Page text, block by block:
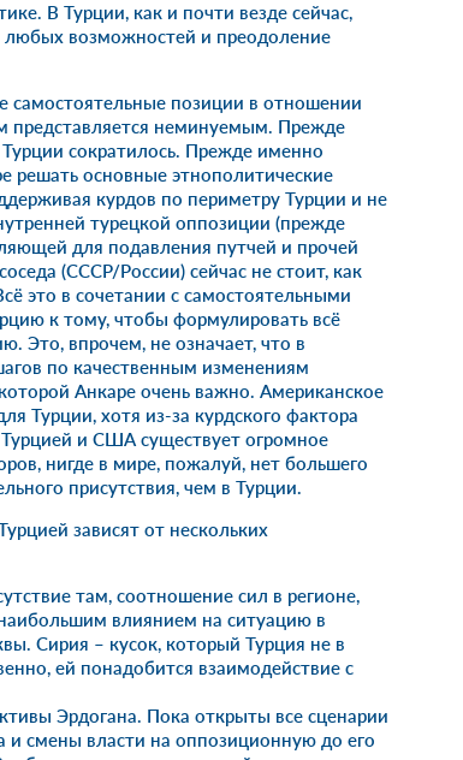
В Турции, как и почти везде сейчас,
любых возможностей и преодоление
самостоятельные позиции в отношении
неминуемым. Прежде
сократилось. Прежде именно
решать основные этнополитические
курдов по периметру Турции и не
турецкой оппозиции (прежде
для подавления путчей и прочей
(СССР/России) сейчас не стоит, как
это в сочетании с самостоятельными
к тому, чтобы формулировать всё
Это, впрочем, не означает, что в
по качественным изменениям
Анкаре очень важно. Американское
Турции, хотя из-за курдского фактора
и США существует огромное
нигде в мире, пожалуй, нет большего
присутствия, чем в Турции.
зависят от нескольких
там, соотношение сил в регионе,
влиянием на ситуацию в
Сирия – кусок, который Турция не в
ей понадобится взаимодействие с
Эрдогана. Пока открыты все сценарии
и смены власти на оппозиционную до его